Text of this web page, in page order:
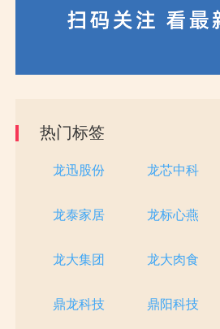
热门标签
龙迅股份 龙芯中科
龙泰家居 龙标心燕
龙大集团 龙大肉食
鼎龙科技 鼎阳科技